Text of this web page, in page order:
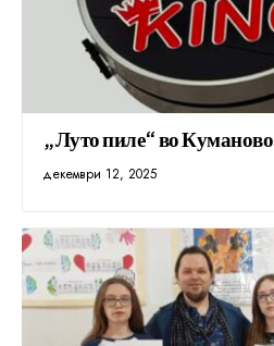
„Луто пиле“ во Куманово
декември 12, 2025